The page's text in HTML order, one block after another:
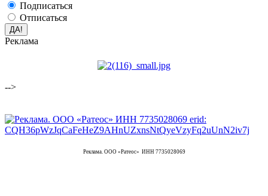
Подписаться
Отписаться
Реклама
-->
Реклама. ООО «Ратеос» ИНН 7735028069